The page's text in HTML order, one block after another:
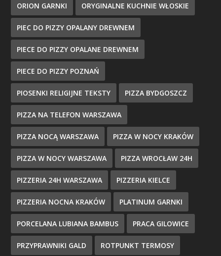
ORION GARNKI ORYGINALNE KUCHNIE WŁOSKIE
PIEC DO PIZZY OPALANY DREWNEM
PIECE DO PIZZY OPALANE DREWNEM
PIECE DO PIZZY POZNAŃ
PIOSENKI RELIGIJNE TEKSTY PIZZA BYDGOSZCZ
PIZZA NA TELEFON WARSZAWA
PIZZA NOCĄ WARSZAWA PIZZA W NOCY KRAKÓW
PIZZA W NOCY WARSZAWA PIZZA WROCŁAW 24H
PIZZERIA 24H WARSZAWA PIZZERIA KIELCE
PIZZERIA NOCNA KRAKÓW PLATINUM GARNKI
PORCELANA LUBIANA BAMBUS PRACA GILOWICE
PRZYPRAWNIKI GALD ROTPUNKT TERMOSY